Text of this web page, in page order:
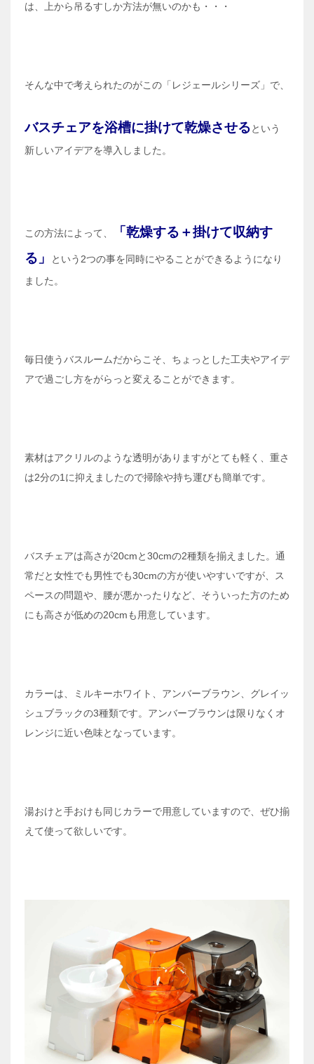
は、上から吊るすしか方法が無いのかも・・・
そんな中で考えられたのがこの「レジェールシリーズ」で、
バスチェアを浴槽に掛けて乾燥させるという
新しいアイデアを導入しました。
この方法によって、
「乾燥する＋掛けて収納す
る」
という2つの事を同時にやることができるようになり
ました。
毎日使うバスルームだからこそ、ちょっとした工夫やアイデ
アで過ごし方をがらっと変えることができます。
素材はアクリルのような透明がありますがとても軽く、重さ
は2分の1に抑えましたので掃除や持ち運びも簡単です。
バスチェアは高さが20cmと30cmの2種類を揃えました。通
常だと女性でも男性でも30cmの方が使いやすいですが、ス
ペースの問題や、腰が悪かったりなど、そういった方のため
にも高さが低めの20cmも用意しています。
カラーは、ミルキーホワイト、アンバーブラウン、グレイッ
シュブラックの3種類です。アンバーブラウンは限りなくオ
レンジに近い色味となっています。
湯おけと手おけも同じカラーで用意していますので、ぜひ揃
えて使って欲しいです。